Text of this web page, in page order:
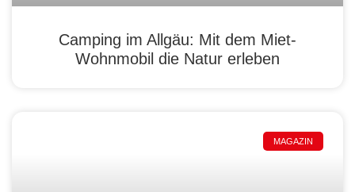
Camping im Allgäu: Mit dem Miet-
Wohnmobil die Natur erleben
MAGAZIN